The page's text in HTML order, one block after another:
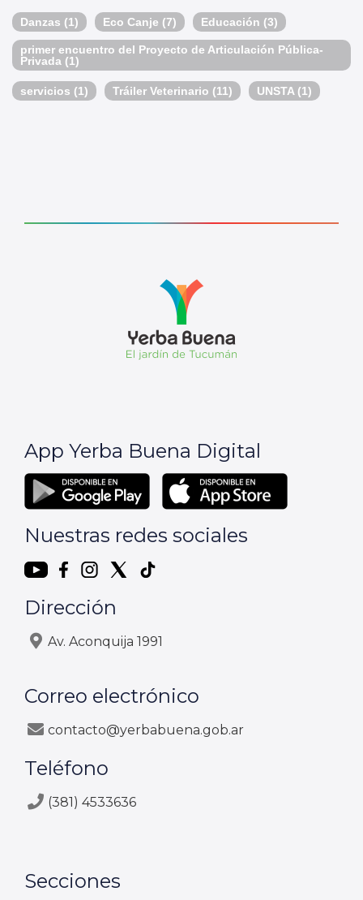
Danzas (1) Eco Canje (7) Educación (3)
primer encuentro del Proyecto de Articulación Pública-
Privada (1)
servicios (1) Tráiler Veterinario (11) UNSTA (1)
App Yerba Buena Digital
Nuestras redes sociales
Dirección
Av. Aconquija 1991
Correo electrónico
contacto@yerbabuena.gob.ar
Teléfono
(381) 4533636
Secciones